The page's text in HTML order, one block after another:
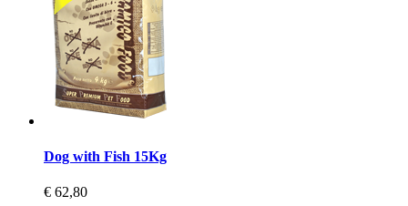
Dog with Fish 15Kg
€ 62,80